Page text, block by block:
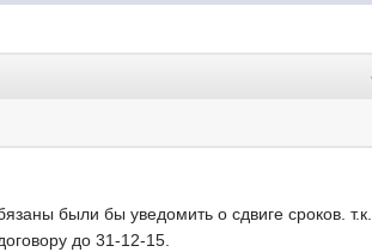
были бы уведомить о сдвиге сроков. т.к.
до 31-12-15.